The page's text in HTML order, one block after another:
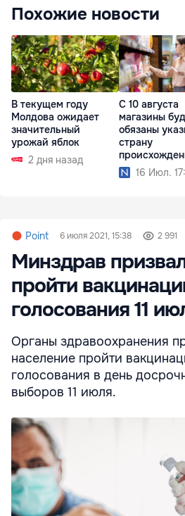
Похожие новости
В текущем году
Молдова ожидает
значительный
урожай яблок
2 дня назад
С 10 августа
магазины
обязаны
страну
ценниках
16 Июл.
Point 6 июля 2021, 15:38 2 991
Минздрав
пройти
голосования 11
Органы здравоохранения
население пройти
голосования в день
выборов 11 июля.